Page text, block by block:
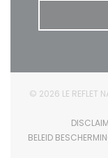
© 2026 LE REFLET
BELEID